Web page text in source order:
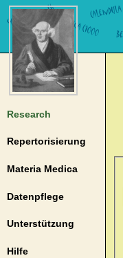
Research
Repertorisierung
Materia Medica
Datenpflege
Unterstützung
Hilfe